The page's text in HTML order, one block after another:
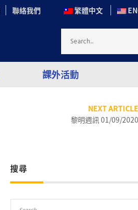
繁體中文
聯絡我們
課外活動
NEXT ARTICLE
黎明週訊 01/09/2020
搜尋